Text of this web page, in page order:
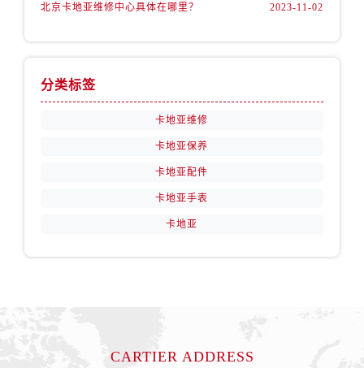
北京卡地亚维修中心具体在哪里？ 2023-11-02
分类标签
卡地亚维修
卡地亚保养
卡地亚配件
卡地亚手表
卡地亚
CARTIER ADDRESS